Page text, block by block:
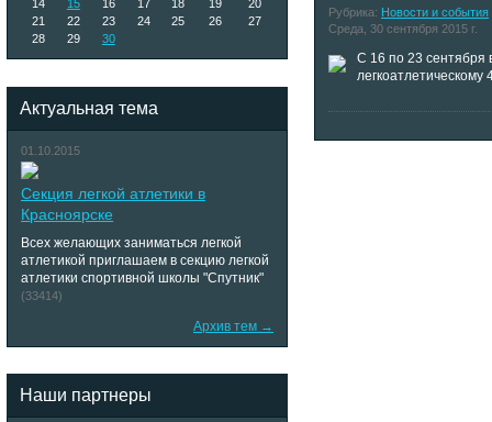
14
15 16 17 18 19
20
21
22 23 24 25 26
27
28
29 30
Актуальная тема
01.10.2015
Секция легкой атлетики в
Красноярске
Всех желающих заниматься легкой
атлетикой приглашаем в секцию легкой
атлетики спортивной школы "Спутник"
(33414)
Архив тем →
Наши партнеры
Рубрика: Новости и события
Среда, 30 сентября 2015 г.
С 16 по 23 сентября